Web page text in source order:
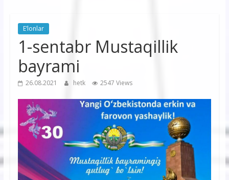
korxonasi”
E’lonlar
1-sentabr Mustaqillik
bayrami
26.08.2021 hetk 2547 Views